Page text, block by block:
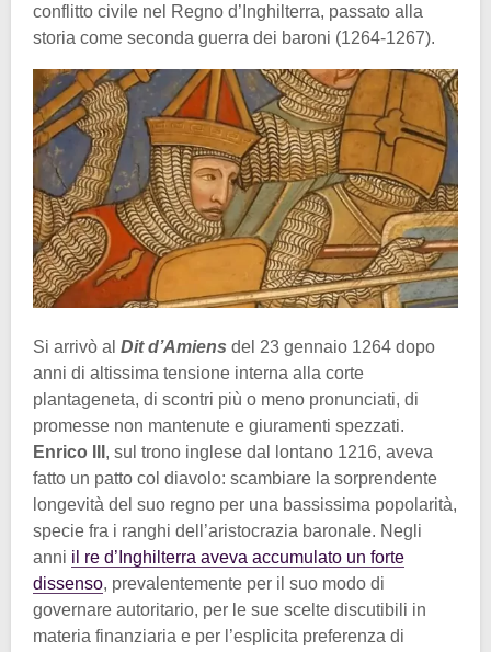
conflitto civile nel Regno d’Inghilterra, passato alla
storia come seconda guerra dei baroni (1264-1267).
Si arrivò al Dit d’Amiens del 23 gennaio 1264 dopo
anni di altissima tensione interna alla corte
plantageneta, di scontri più o meno pronunciati, di
promesse non mantenute e giuramenti spezzati.
Enrico III , sul trono inglese dal lontano 1216, aveva
fatto un patto col diavolo: scambiare la sorprendente
longevità del suo regno per una bassissima popolarità,
specie fra i ranghi dell’aristocrazia baronale. Negli
anni il re d’Inghilterra aveva accumulato un forte
dissenso, prevalentemente per il suo modo di
governare autoritario, per le sue scelte discutibili in
materia finanziaria e per l’esplicita preferenza di